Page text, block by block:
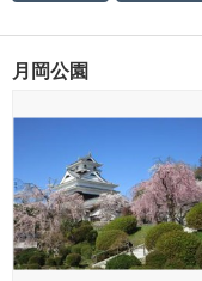
月岡公園